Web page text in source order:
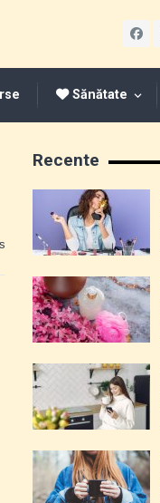
Sănătate
Recente